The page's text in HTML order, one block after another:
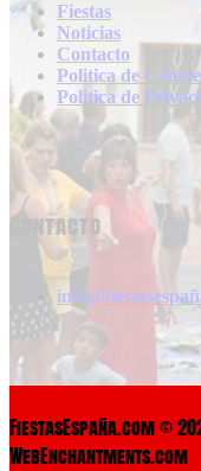
Fiestas
Noticias
Contacto
Politica de
Politica de
Contacto
FiestasEspaña.com ©
WebEnchantments.com